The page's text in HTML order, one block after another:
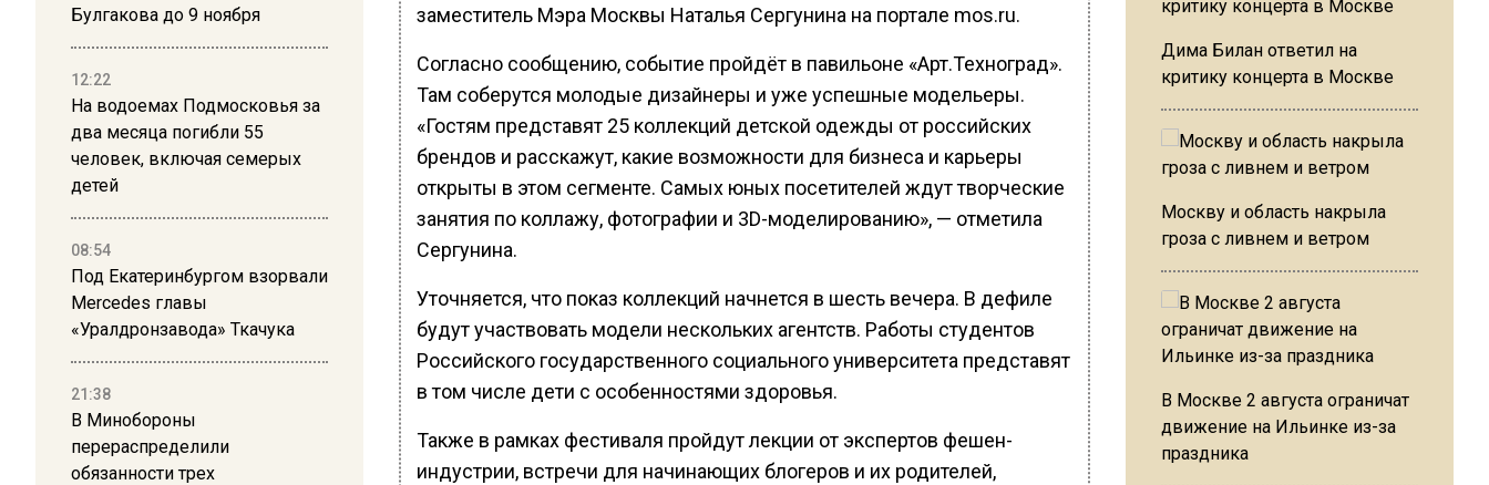
Булгакова до 9 ноября
12:22
На водоемах Подмосковья за
два месяца погибли 55
человек, включая семерых
детей
08:54
Под Екатеринбургом взорвали
Mercedes главы
«Уралдронзавода» Ткачука
21:38
В Минобороны
перераспределили
обязанности трех
заместитель Мэра Москвы Наталья Сергунина на портале mos.ru.
Согласно сообщению, событие пройдёт в павильоне «Арт.Техноград».
Там соберутся молодые дизайнеры и уже успешные модельеры.
«Гостям представят 25 коллекций детской одежды от российских
брендов и расскажут, какие возможности для бизнеса и карьеры
открыты в этом сегменте. Самых юных посетителей ждут творческие
занятия по коллажу, фотографии и 3D-моделированию», — отметила
Сергунина.
Уточняется, что показ коллекций начнется в шесть вечера. В дефиле
будут участвовать модели нескольких агентств. Работы студентов
Российского государственного социального университета представят
в том числе дети с особенностями здоровья.
Также в рамках фестиваля пройдут лекции от экспертов фешен-
индустрии, встречи для начинающих блогеров и их родителей,
Дима Билан ответил на
критику концерта в Москве
Москву и область накрыла
гроза с ливнем и ветром
В Москве 2 августа ограничат
движение на Ильинке из-за
праздника